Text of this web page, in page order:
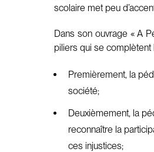
scolaire met peu
Dans son ouvrage « A
piliers qui se complètent
Premièrement, la
société;
Deuxièmement, la
reconnaître la
ces injustices;